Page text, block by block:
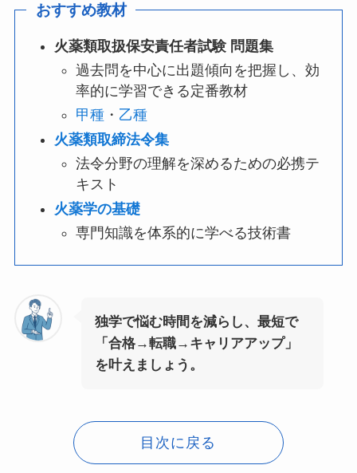
おすすめ教材
火薬類取扱保安責任者試験 問題集
過去問を中心に出題傾向を把握し、効
率的に学習できる定番教材
甲種 ・ 乙種
火薬類取締法令集
法令分野の理解を深めるための必携テ
キスト
火薬学の基礎
専門知識を体系的に学べる技術書
独学で悩む時間を減らし、最短で
「合格→転職→キャリアアップ」
を叶えましょう。
目次に戻る